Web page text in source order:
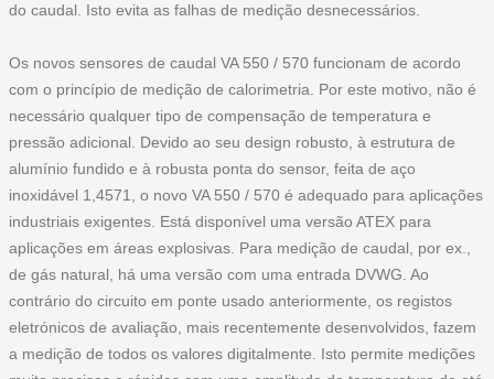
do caudal. Isto evita as falhas de medição desnecessários.
Os novos sensores de caudal VA 550 / 570 funcionam de acordo
com o princípio de medição de calorimetria. Por este motivo, não é
necessário qualquer tipo de compensação de temperatura e
pressão adicional. Devido ao seu design robusto, à estrutura de
alumínio fundido e à robusta ponta do sensor, feita de aço
inoxidável 1,4571, o novo VA 550 / 570 é adequado para aplicações
industriais exigentes. Está disponível uma versão ATEX para
aplicações em áreas explosivas. Para medição de caudal, por ex.,
de gás natural, há uma versão com uma entrada DVWG. Ao
contrário do circuito em ponte usado anteriormente, os registos
eletrónicos de avaliação, mais recentemente desenvolvidos, fazem
a medição de todos os valores digitalmente. Isto permite medições